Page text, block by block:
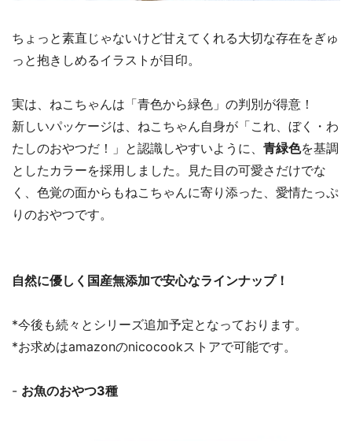
ちょっと素直じゃないけど甘えてくれる大切な存在をぎゅ
っと抱きしめるイラストが目印。
実は、ねこちゃんは「青色から緑色」の判別が得意！
新しいパッケージは、ねこちゃん自身が「これ、ぼく・わ
たしのおやつだ！」と認識しやすいように、 青緑色を基調
としたカラーを採用しました。見た目の可愛さだけでな
く、色覚の面からもねこちゃんに寄り添った、愛情たっぷ
りのおやつです。
自然に優しく国産無添加で安心なラインナップ！
*今後も続々とシリーズ追加予定となっております。
*お求めはamazonのnicocookストアで可能です。
- お魚のおやつ3種